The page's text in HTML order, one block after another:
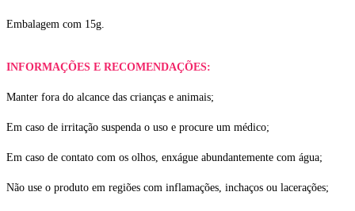
Embalagem com 15g.
INFORMAÇÕES E RECOMENDAÇÕES:
Manter fora do alcance das crianças e animais;
Em caso de irritação suspenda o uso e procure um médico;
Em caso de contato com os olhos, enxágue abundantemente com água;
Não use o produto em regiões com inflamações, inchaços ou lacerações;